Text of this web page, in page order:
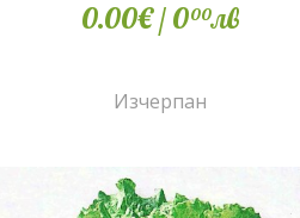
0.00€/ 000лв
Изчерпан